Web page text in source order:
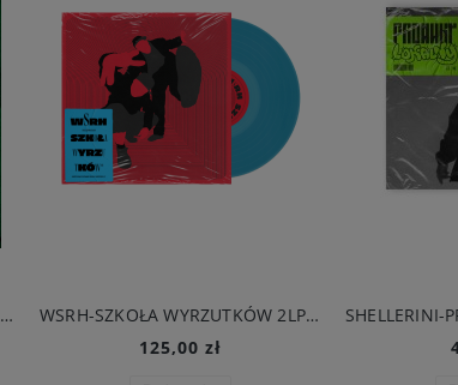
PALUCH X SŁOŃ-POŚRÓD HIEN 2LP GATEFOLD
WSRH-SZKOŁA WYRZUTKÓW 2LP GATEFOLD
125,00 zł